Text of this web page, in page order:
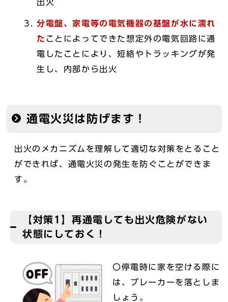
出火
分電盤、家電等の電気機器の基盤が水に濡れ
た ことによってできた想定外の電気回路に通
電したことにより、短絡やトラッキングが発
生し、内部から出火
通電火災は防げます！
出火のメカニズムを理解して適切な対策をとること
ができれば、通電火災の発生を防ぐことができま
す。
【対策1】再通電しても出火危険がない
状態にしておく！
〇停電時に家を空ける際に
は、ブレーカーを落としま
しょう。